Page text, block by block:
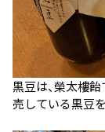
黒豆は、榮太樓
売している黒豆